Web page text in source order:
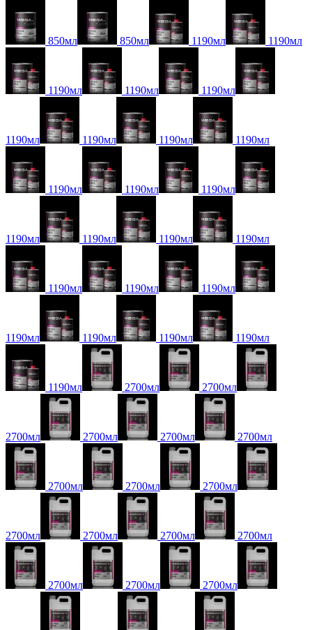
850мл 850мл 1190мл 1190мл
1190мл 1190мл 1190мл
1190мл 1190мл 1190мл 1190мл
1190мл 1190мл 1190мл
1190мл 1190мл 1190мл 1190мл
1190мл 1190мл 1190мл
1190мл 1190мл 1190мл 1190мл
1190мл 2700мл 2700мл
2700мл 2700мл 2700мл 2700мл
2700мл 2700мл 2700мл
2700мл 2700мл 2700мл 2700мл
2700мл 2700мл 2700мл